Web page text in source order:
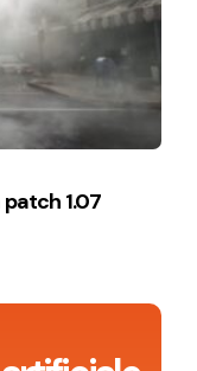
patch 1.07